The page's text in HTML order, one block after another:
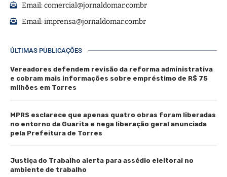
Email:comercial@jornaldomar.combr
Email:imprensa@jornaldomar.combr
ÚLTIMAS PUBLICAÇÕES
Vereadores defendem revisão da reforma administrativa
e cobram mais informações sobre empréstimo de R$ 75
milhões em Torres
MPRS esclarece que apenas quatro obras foram liberadas
no entorno da Guarita e nega liberação geral anunciada
pela Prefeitura de Torres
Justiça do Trabalho alerta para assédio eleitoral no
ambiente de trabalho